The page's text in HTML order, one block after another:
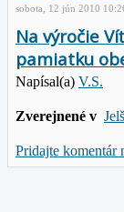
sobota, 12 jún 2010
Na výročie
pamiatku
Napísal(a) V.S.
Zverejnené v
Pridajte komentár